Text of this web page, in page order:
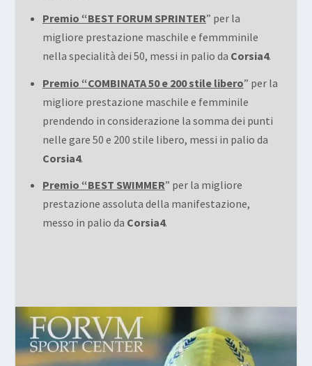
Premio “BEST FORUM SPRINTER” per la
migliore prestazione maschile e femmminile
nella specialità dei 50, messi in palio da Corsia4.
Premio “COMBINATA 50 e 200 stile libero” per la
migliore prestazione maschile e femminile
prendendo in considerazione la somma dei punti
nelle gare 50 e 200 stile libero, messi in palio da
Corsia4.
Premio “BEST SWIMMER” per la migliore
prestazione assoluta della manifestazione,
messo in palio da Corsia4.